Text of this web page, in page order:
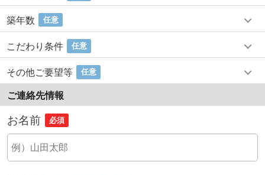
築年数 任意
こだわり条件 任意
その他ご要望等 任意
ご連絡先情報
お名前 必須